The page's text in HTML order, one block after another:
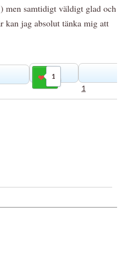
men samtidigt väldigt glad och
kan jag absolut tänka mig att
1
Gilla
1